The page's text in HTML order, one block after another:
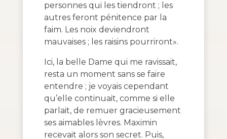
personnes qui les tiendront ; les
autres feront pénitence par la
faim. Les noix deviendront
mauvaises ; les raisins pourriront».
Ici, la belle Dame qui me ravissait,
resta un moment sans se faire
entendre ; je voyais cependant
qu’elle continuait, comme si elle
parlait, de remuer gracieusement
ses aimables lèvres. Maximin
recevait alors son secret. Puis,